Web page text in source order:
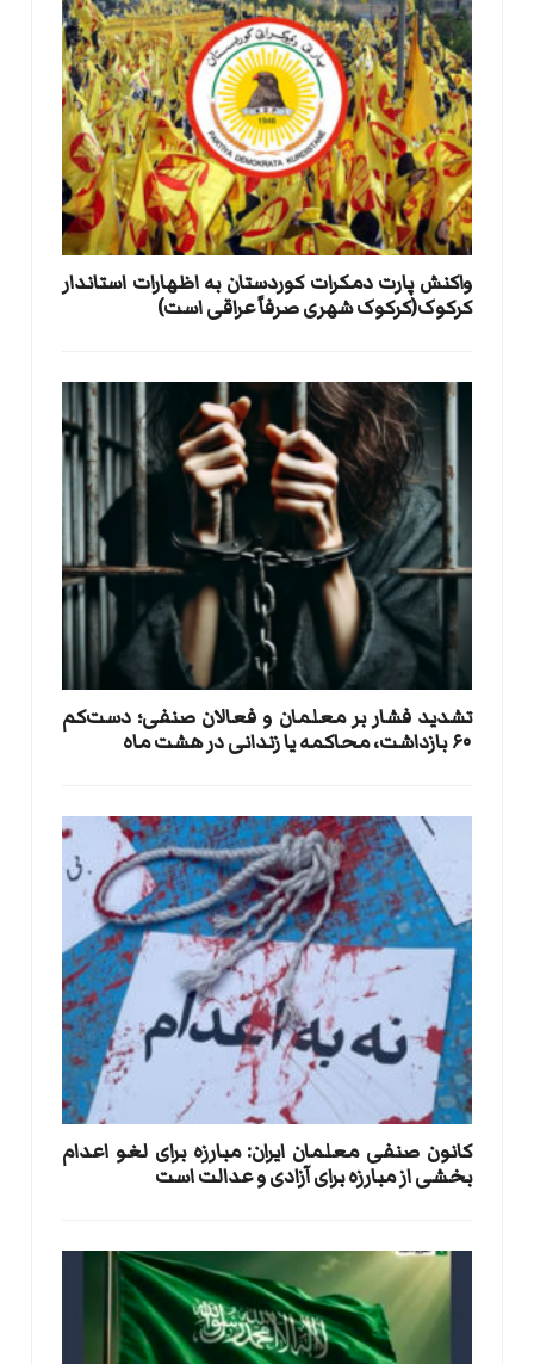
واکنش پارت دمکرات کوردستان به اظهارات استاندار
کرکوک(کرکوک شهری صرفاً عراقی است)
تشدید فشار بر معلمان و فعالان صنفی؛ دست‌کم
۶۰ بازداشت، محاکمه یا زندانی در هشت ماه
کانون صنفی معلمان ایران: مبارزه برای لغو اعدام
بخشی از مبارزه برای آزادی و عدالت است